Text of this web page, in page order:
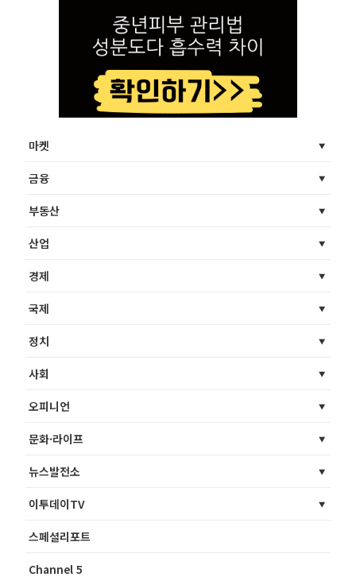
마켓
금융
부동산
산업
경제
국제
정치
사회
오피니언
문화·라이프
뉴스발전소
이투데이TV
스페셜리포트
Channel 5